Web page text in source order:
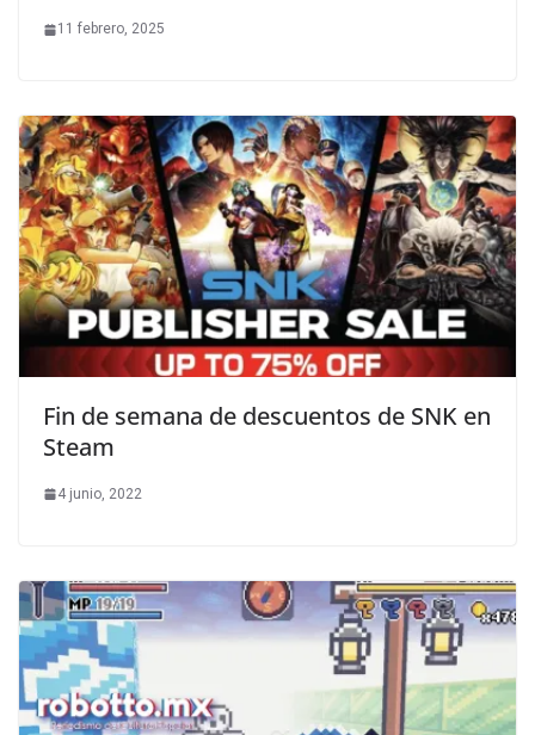
11 febrero, 2025
Fin de semana de descuentos de SNK en
Steam
4 junio, 2022